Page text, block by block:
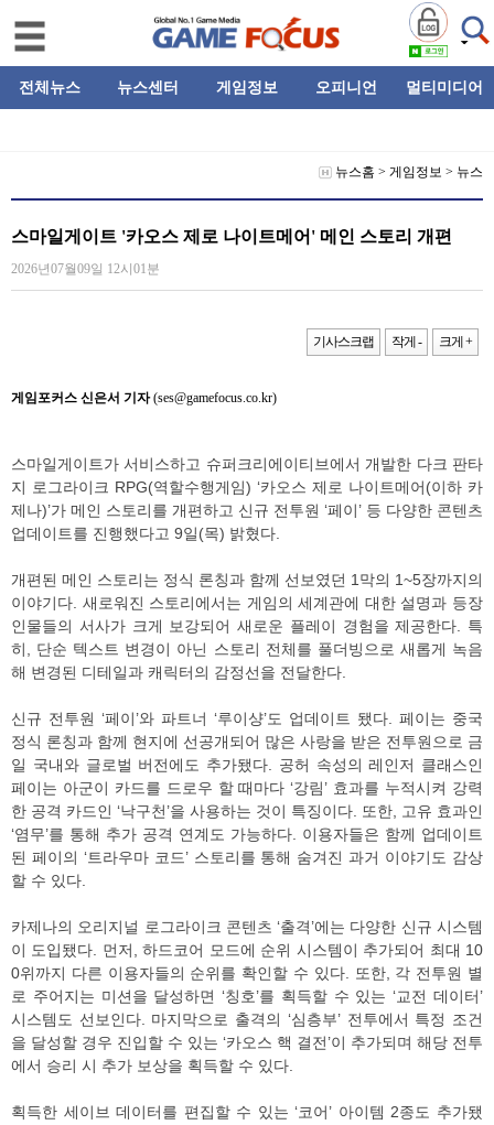
전체뉴스 뉴스센터 게임정보 오피니언 멀티미디어
뉴스홈 > 게임정보 > 뉴스
스마일게이트 '카오스 제로 나이트메어' 메인 스토리 개편
2026년07월09일 12시01분
기사스크랩 작게 - 크게 +
게임포커스 신은서 기자(ses@gamefocus.co.kr)
스마일게이트가 서비스하고 슈퍼크리에이티브에서 개발한 다크 판타
지 로그라이크 RPG(역할수행게임) ‘카오스 제로 나이트메어(이하 카
제나)’가 메인 스토리를 개편하고 신규 전투원 ‘페이’ 등 다양한 콘텐츠
업데이트를 진행했다고 9일(목) 밝혔다.
개편된 메인 스토리는 정식 론칭과 함께 선보였던 1막의 1~5장까지의
이야기다. 새로워진 스토리에서는 게임의 세계관에 대한 설명과 등장
인물들의 서사가 크게 보강되어 새로운 플레이 경험을 제공한다. 특
히, 단순 텍스트 변경이 아닌 스토리 전체를 풀더빙으로 새롭게 녹음
해 변경된 디테일과 캐릭터의 감정선을 전달한다.
신규 전투원 ‘페이’와 파트너 ‘루이샹’도 업데이트 됐다. 페이는 중국
정식 론칭과 함께 현지에 선공개되어 많은 사랑을 받은 전투원으로 금
일 국내와 글로벌 버전에도 추가됐다. 공허 속성의 레인저 클래스인
페이는 아군이 카드를 드로우 할 때마다 ‘강림’ 효과를 누적시켜 강력
한 공격 카드인 ‘낙구천’을 사용하는 것이 특징이다. 또한, 고유 효과인
‘염무’를 통해 추가 공격 연계도 가능하다. 이용자들은 함께 업데이트
된 페이의 ‘트라우마 코드’ 스토리를 통해 숨겨진 과거 이야기도 감상
할 수 있다.
카제나의 오리지널 로그라이크 콘텐츠 ‘출격’에는 다양한 신규 시스템
이 도입됐다. 먼저, 하드코어 모드에 순위 시스템이 추가되어 최대 10
0위까지 다른 이용자들의 순위를 확인할 수 있다. 또한, 각 전투원 별
로 주어지는 미션을 달성하면 ‘칭호’를 획득할 수 있는 ‘교전 데이터’
시스템도 선보인다. 마지막으로 출격의 ‘심층부’ 전투에서 특정 조건
을 달성할 경우 진입할 수 있는 ‘카오스 핵 결전’이 추가되며 해당 전투
에서 승리 시 추가 보상을 획득할 수 있다.
획득한 세이브 데이터를 편집할 수 있는 ‘코어’ 아이템 2종도 추가됐